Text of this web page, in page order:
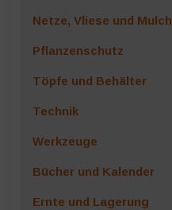
Netze, Vliese und Mulch
Pflanzenschutz
Töpfe und Behälter
Technik
Werkzeuge
Bücher und Kalender
Ernte und Lagerung